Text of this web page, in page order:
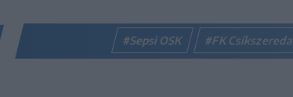
#Sepsi OSK #FK Csíkszereda